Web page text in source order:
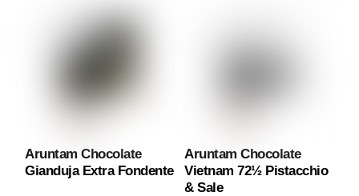
Aruntam Chocolate
Gianduja Extra Fondente
Aruntam Chocolate
Vietnam 72½ Pistacchio
& Sale